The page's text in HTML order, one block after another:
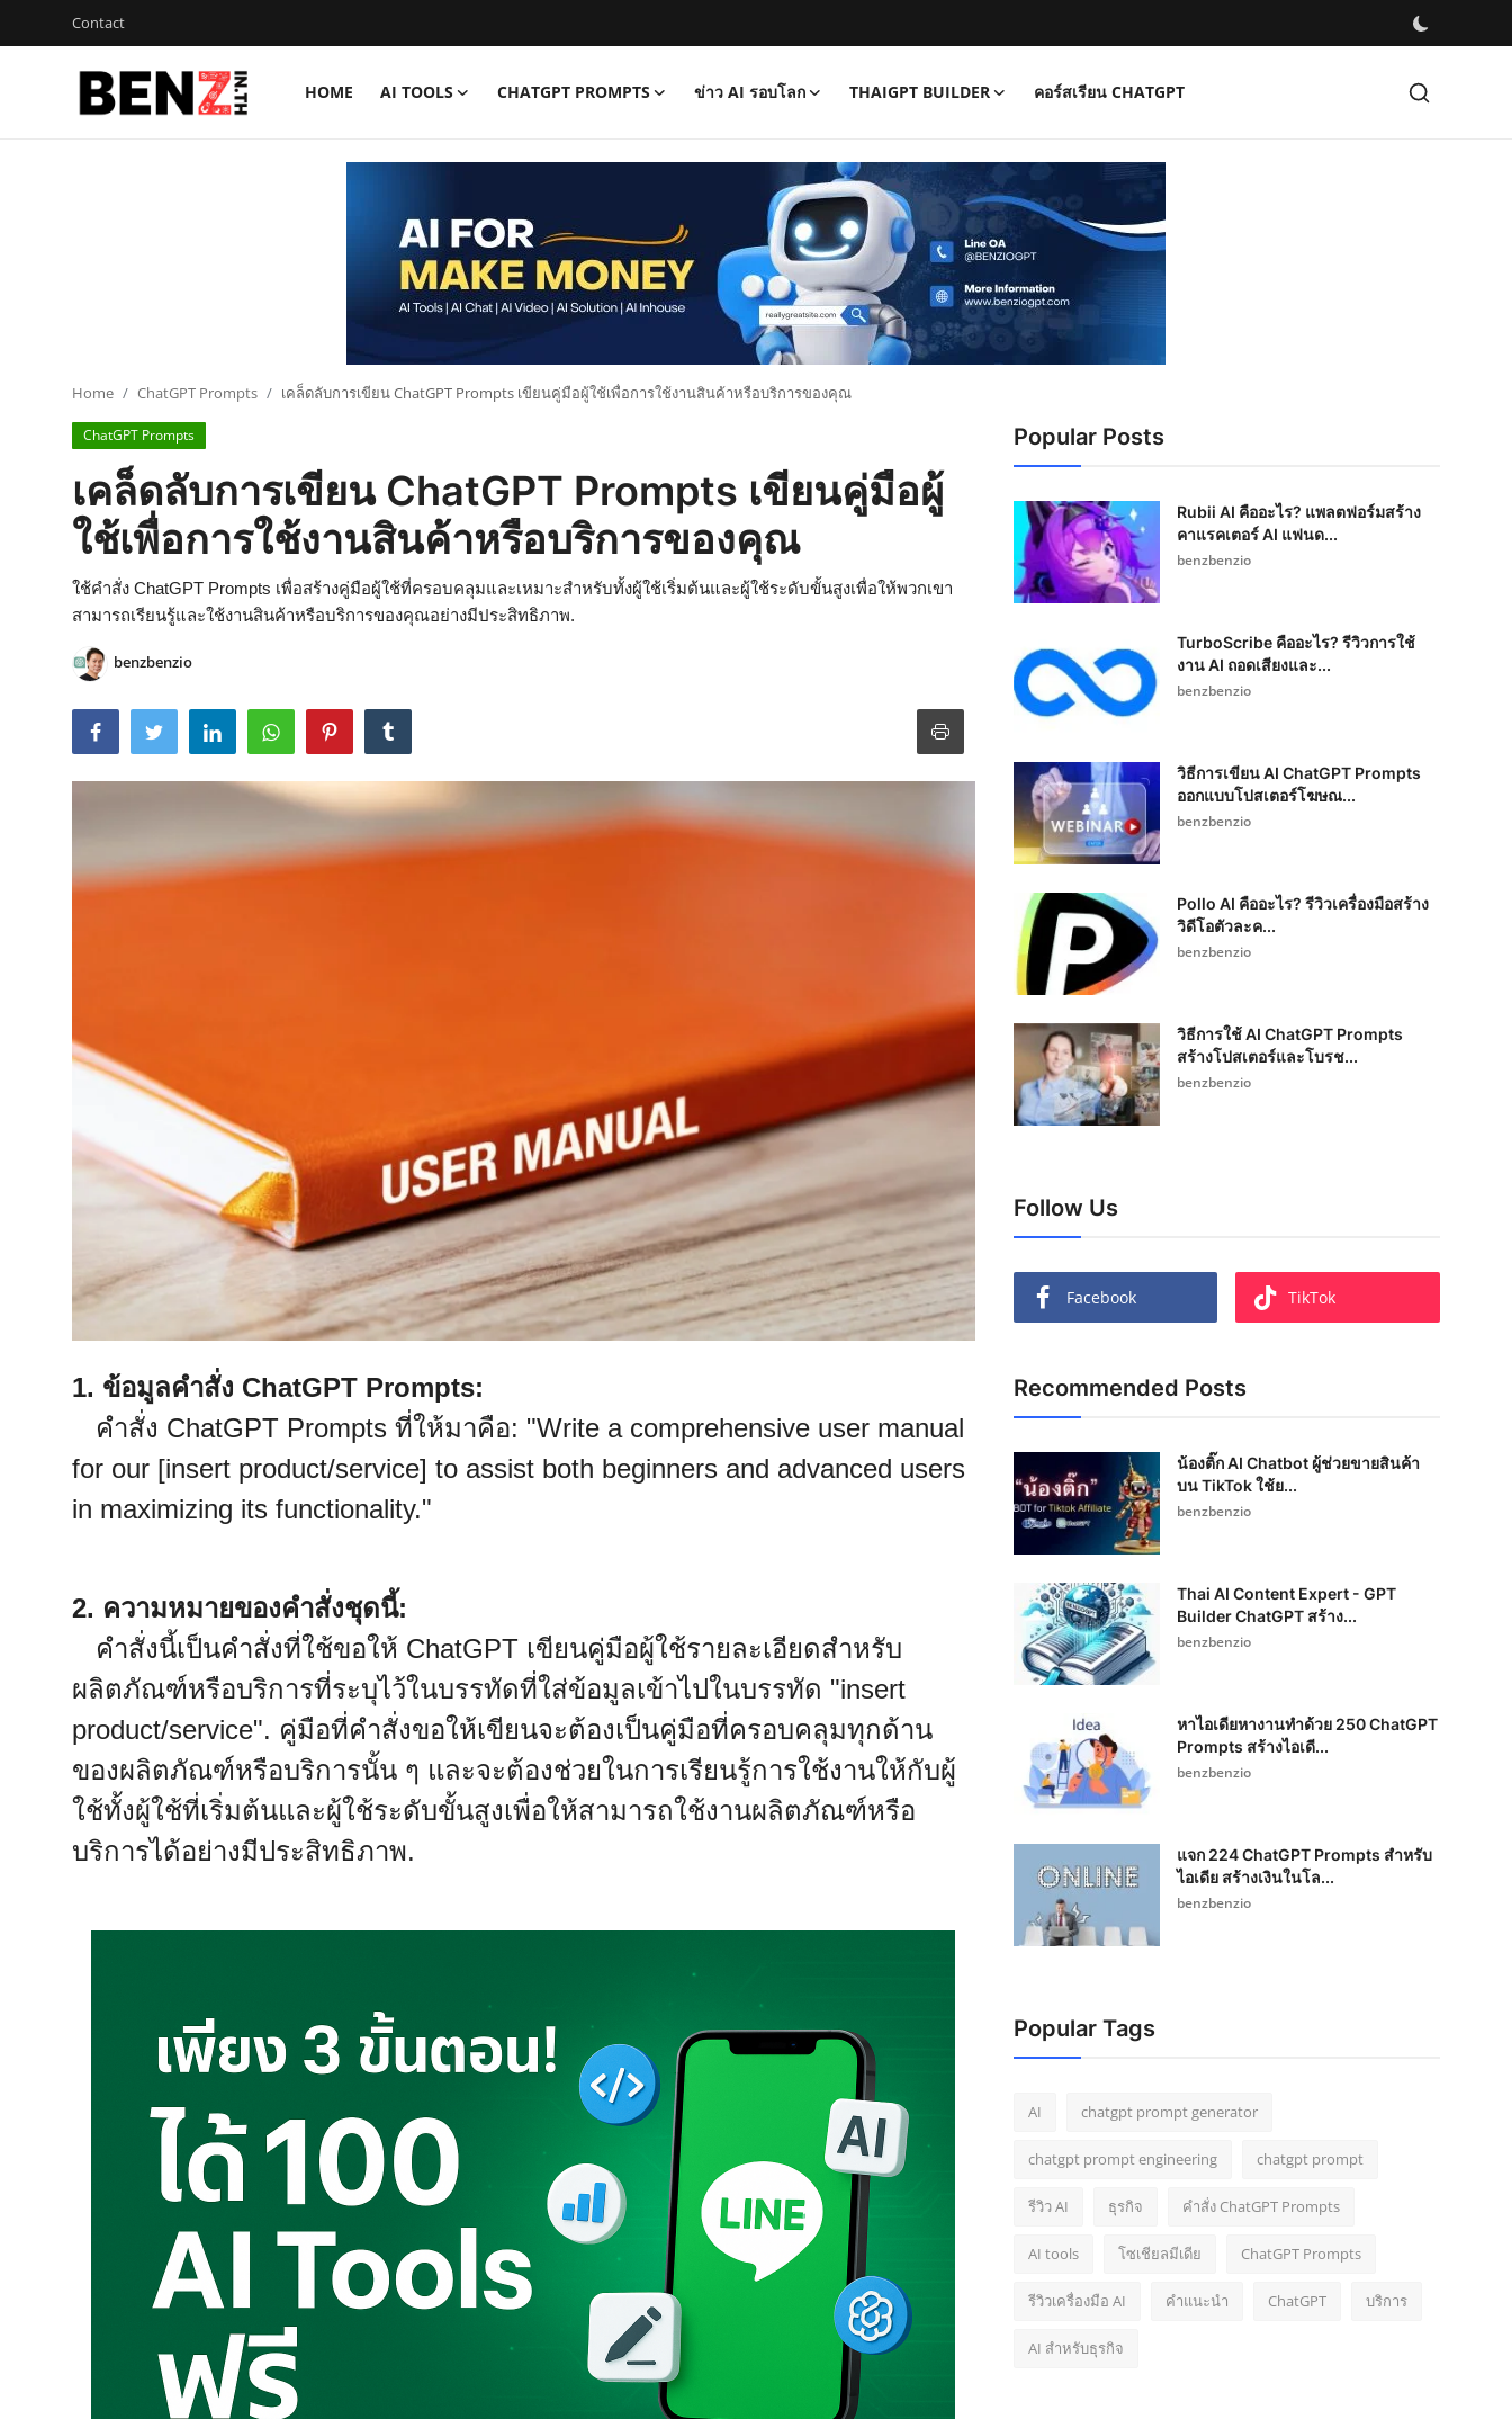
Contact
HOME AI TOOLS CHATGPT PROMPTS ข่าว AI รอบโลก THAIGPT BUILDER คอร์สเรียน CHATGPT
ThaiGPT Builder
คอร์สเรียน ChatGPT
Home ChatGPT Prompts เคล็ดลับการเขียน ChatGPT Prompts เขียนคู่มือผู้ใช้เพื่อการใช้งานสินค้าหรือบริการของคุณ
ChatGPT Prompts
เคล็ดลับการเขียน ChatGPT Prompts เขียนคู่มือผู้
ใช้เพื่อการใช้งานสินค้าหรือบริการของคุณ
ใช้คำสั่ง ChatGPT Prompts เพื่อสร้างคู่มือผู้ใช้ที่ครอบคลุมและเหมาะสำหรับทั้งผู้ใช้เริ่มต้นและผู้ใช้ระดับขั้นสูงเพื่อให้พวกเขา
สามารถเรียนรู้และใช้งานสินค้าหรือบริการของคุณอย่างมีประสิทธิภาพ.
benzbenzio
1. ข้อมูลคำสั่ง ChatGPT Prompts:
คำสั่ง ChatGPT Prompts ที่ให้มาคือ: "Write a comprehensive user manual
for our [insert product/service] to assist both beginners and advanced users
in maximizing its functionality."
2. ความหมายของคำสั่งชุดนี้:
คำสั่งนี้เป็นคำสั่งที่ใช้ขอให้ ChatGPT เขียนคู่มือผู้ใช้รายละเอียดสำหรับ
ผลิตภัณฑ์หรือบริการที่ระบุไว้ในบรรทัดที่ใส่ข้อมูลเข้าไปในบรรทัด "insert
product/service". คู่มือที่คำสั่งขอให้เขียนจะต้องเป็นคู่มือที่ครอบคลุมทุกด้าน
ของผลิตภัณฑ์หรือบริการนั้น ๆ และจะต้องช่วยในการเรียนรู้การใช้งานให้กับผู้
ใช้ทั้งผู้ใช้ที่เริ่มต้นและผู้ใช้ระดับขั้นสูงเพื่อให้สามารถใช้งานผลิตภัณฑ์หรือ
บริการได้อย่างมีประสิทธิภาพ.
Popular Posts
Rubii AI คืออะไร? แพลตฟอร์มสร้าง
คาแรคเตอร์ AI แฟนด...
benzbenzio
TurboScribe คืออะไร? รีวิวการใช้
งาน AI ถอดเสียงและ...
benzbenzio
วิธีการเขียน AI ChatGPT Prompts
ออกแบบโปสเตอร์โฆษณ...
benzbenzio
Pollo AI คืออะไร? รีวิวเครื่องมือสร้าง
วิดีโอตัวละค...
benzbenzio
วิธีการใช้ AI ChatGPT Prompts
สร้างโปสเตอร์และโบรช...
benzbenzio
Follow Us
Facebook TikTok
Recommended Posts
น้องติ๊ก AI Chatbot ผู้ช่วยขายสินค้า
บน TikTok ใช้ย...
benzbenzio
Thai AI Content Expert - GPT
Builder ChatGPT สร้าง...
benzbenzio
หาไอเดียหางานทำด้วย 250 ChatGPT
Prompts สร้างไอเดี...
benzbenzio
แจก 224 ChatGPT Prompts สำหรับ
ไอเดีย สร้างเงินในโล...
benzbenzio
Popular Tags
AI chatgpt prompt generator
chatgpt prompt engineering chatgpt prompt
รีวิว AI ธุรกิจ คำสั่ง ChatGPT Prompts
AI tools โซเชียลมีเดีย ChatGPT Prompts
รีวิวเครื่องมือ AI คำแนะนำ ChatGPT บริการ
AI สำหรับธุรกิจ